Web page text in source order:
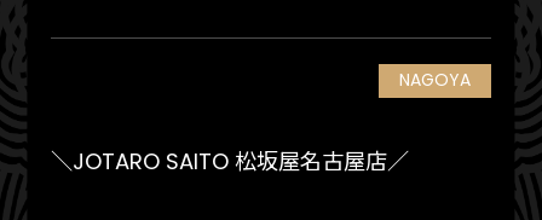
NAGOYA
＼JOTARO SAITO 松坂屋名古屋店／